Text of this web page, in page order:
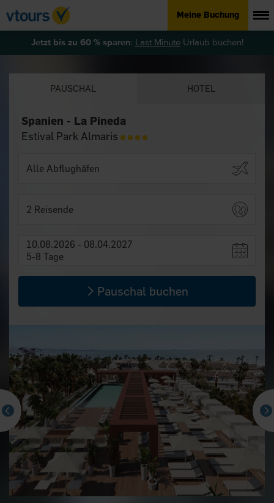
Meine Buchung
Jetzt bis zu 60 % sparen: Last MinuteUrlaub buchen!
PAUSCHAL HOTEL
Spanien - La Pineda
Estival Park Almaris
2 Reisende
10.08.2026 - 08.04.2027
5-8 Tage
Pauschal buchen